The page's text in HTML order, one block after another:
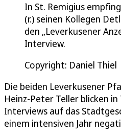
In St. Remigius
(r.) seinen Kollegen
den „Leverkusener
Interview.
Copyright: Daniel Thiel
Die beiden Leverkusener
Heinz-Peter Teller blicken in
Interviews auf das
einem intensiven Jahr